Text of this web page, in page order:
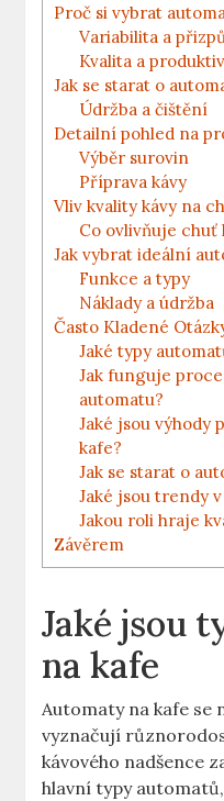
Proč si vybrat‌
Variabilita ⁢a
Kvalita‌ a
Jak se⁣ starat o
Údržba a čištění
Detailní pohled na​
Výběr surovin
Příprava kávy
Vliv kvality kávy ​na​
Co ​ovlivňuje chuť
Jak vybrat ideální
Funkce a typy
Náklady ⁤a ⁤údržba
Často Kladené
Jaké typy⁤
Jak funguje
automatu?
Jaké jsou výhody
kafe?
Jak⁤ se⁢ starat o
Jaké jsou trendy
Jakou ‍roli ⁤hraje
Závěrem
Jaké jsou
⁤na kafe
Automaty na kafe se⁤
vyznačují
⁣kávového nadšence
hlavní typy